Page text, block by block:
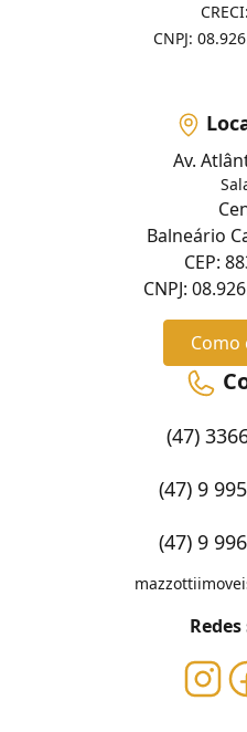
CNPJ:
Av.
Balneário
CEP:
CNPJ:
Como
(47)
(47) 9
(47) 9